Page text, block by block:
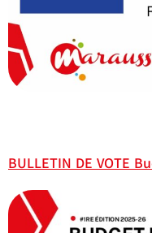
BULLETIN DE VOTE